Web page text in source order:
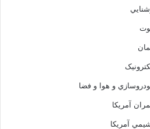
و هوا و فضا
آمريکا
آمريکا